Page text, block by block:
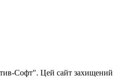
Софт". Цей сайт захищений